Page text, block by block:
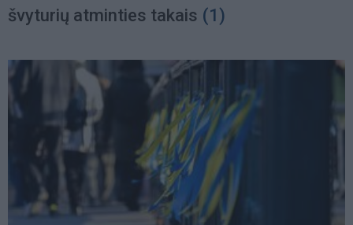
švyturių atminties takais (1)